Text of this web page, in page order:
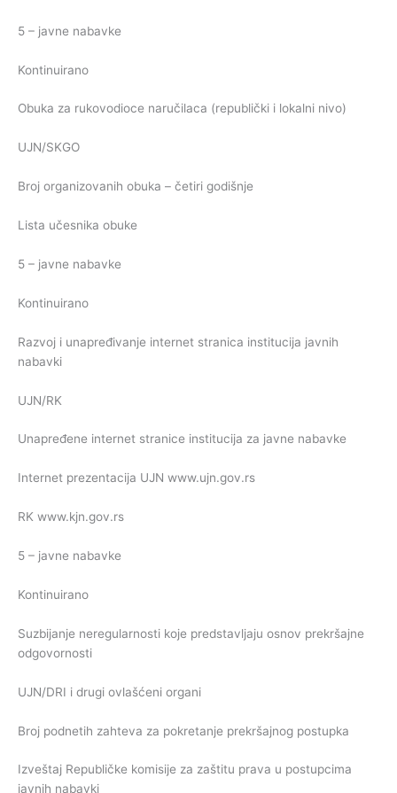
5 – javne nabavke
Kontinuirano
Obuka za rukovodioce naručilaca (republički i lokalni nivo)
UJN/SKGO
Broj organizovanih obuka – četiri godišnje
Lista učesnika obuke
5 – javne nabavke
Kontinuirano
Razvoj i unapređivanje internet stranica institucija javnih
nabavki
UJN/RK
Unapređene internet stranice institucija za javne nabavke
Internet prezentacija UJN www.ujn.gov.rs
RK www.kjn.gov.rs
5 – javne nabavke
Kontinuirano
Suzbijanje neregularnosti koje predstavljaju osnov prekršajne
odgovornosti
UJN/DRI i drugi ovlašćeni organi
Broj podnetih zahteva za pokretanje prekršajnog postupka
Izveštaj Republičke komisije za zaštitu prava u postupcima
javnih nabavki